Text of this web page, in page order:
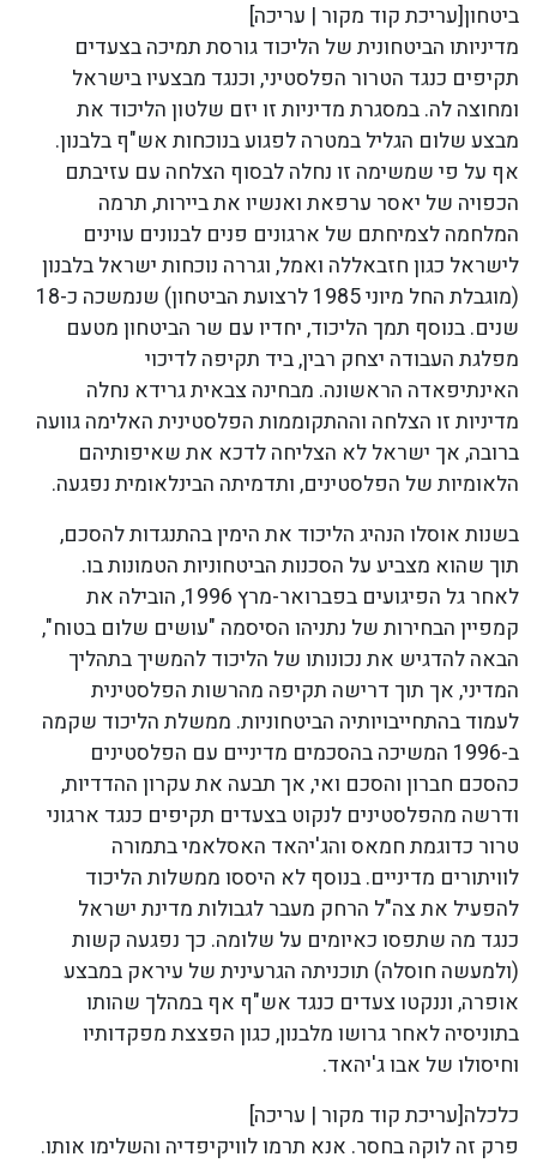
ביטחון[עריכת קוד מקור | עריכה]
מדיניותו הביטחונית של הליכוד גורסת תמיכה בצעדים
תקיפים כנגד הטרור הפלסטיני, וכנגד מבצעיו בישראל
ומחוצה לה. במסגרת מדיניות זו יזם שלטון הליכוד את
מבצע שלום הגליל במטרה לפגוע בנוכחות אש"ף בלבנון.
אף על פי שמשימה זו נחלה לבסוף הצלחה עם עזיבתם
הכפויה של יאסר ערפאת ואנשיו את ביירות, תרמה
המלחמה לצמיחתם של ארגונים פנים לבנונים עוינים
לישראל כגון חזבאללה ואמל, וגררה נוכחות ישראל בלבנון
(מוגבלת החל מיוני 1985 לרצועת הביטחון) שנמשכה כ-18
שנים. בנוסף תמך הליכוד, יחדיו עם שר הביטחון מטעם
מפלגת העבודה יצחק רבין, ביד תקיפה לדיכוי
האינתיפאדה הראשונה. מבחינה צבאית גרידא נחלה
מדיניות זו הצלחה וההתקוממות הפלסטינית האלימה גוועה
ברובה, אך ישראל לא הצליחה לדכא את שאיפותיהם
הלאומיות של הפלסטינים, ותדמיתה הבינלאומית נפגעה.
בשנות אוסלו הנהיג הליכוד את הימין בהתנגדות להסכם,
תוך שהוא מצביע על הסכנות הביטחוניות הטמונות בו.
לאחר גל הפיגועים בפברואר-מרץ 1996, הובילה את
קמפיין הבחירות של נתניהו הסיסמה "עושים שלום בטוח",
הבאה להדגיש את נכונותו של הליכוד להמשיך בתהליך
המדיני, אך תוך דרישה תקיפה מהרשות הפלסטינית
לעמוד בהתחייבויותיה הביטחוניות. ממשלת הליכוד שקמה
ב-1996 המשיכה בהסכמים מדיניים עם הפלסטינים
כהסכם חברון והסכם ואי, אך תבעה את עקרון ההדדיות,
ודרשה מהפלסטינים לנקוט בצעדים תקיפים כנגד ארגוני
טרור כדוגמת חמאס והג'יהאד האסלאמי בתמורה
לוויתורים מדיניים. בנוסף לא היססו ממשלות הליכוד
להפעיל את צה"ל הרחק מעבר לגבולות מדינת ישראל
כנגד מה שתפסו כאיומים על שלומה. כך נפגעה קשות
(ולמעשה חוסלה) תוכניתה הגרעינית של עיראק במבצע
אופרה, וננקטו צעדים כנגד אש"ף אף במהלך שהותו
בתוניסיה לאחר גרושו מלבנון, כגון הפצצת מפקדותיו
וחיסולו של אבו ג'יהאד.
כלכלה[עריכת קוד מקור | עריכה]
פרק זה לוקה בחסר. אנא תרמו לוויקיפדיה והשלימו אותו.